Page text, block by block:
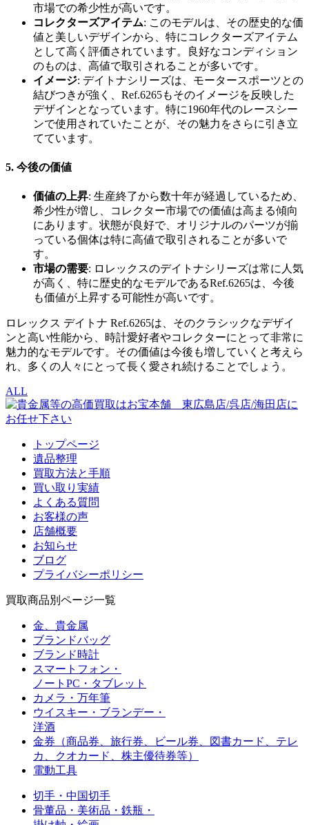
市場での希少性が高いです。
コレクターズアイテム: このモデルは、その歴史的な価
値と美しいデザインから、特にコレクターズアイテム
として高く評価されています。良好なコンディション
のものは、高値で取引されることが多いです。
イメージ: デイトナシリーズは、モータースポーツとの
結びつきが強く、Ref.6265もそのイメージを反映した
デザインとなっています。特に1960年代のレースシー
ンで使用されていたことが、その魅力をさらに引き立
てています。
5. 今後の価値
価値の上昇: 生産終了から数十年が経過しているため、
希少性が増し、コレクター市場での価値は高まる傾向
にあります。状態が良好で、オリジナルのパーツが揃
っている個体は特に高値で取引されることが多いで
す。
市場の需要: ロレックスのデイトナシリーズは常に人気
が高く、特に歴史的なモデルであるRef.6265は、今後
も価値が上昇する可能性が高いです。
ロレックス デイトナ Ref.6265は、そのクラシックなデザイ
ンと高い性能から、時計愛好者やコレクターにとって非常に
魅力的なモデルです。その価値は今後も増していくと考えら
れ、多くの人々にとって長く愛され続けることでしょう。
ALL
トップページ
遺品整理
買取方法と手順
買い取り実績
よくある質問
お客様の声
店舗概要
お知らせ
ブログ
プライバシーポリシー
買取商品別ページ一覧
金、貴金属
ブランドバッグ
ブランド時計
スマートフォン・
ノートPC・タブレット
カメラ・万年筆
ウイスキー・ブランデー・
洋酒
金券（商品券、旅行券、ビール券、図書カード、 テレ
カ、クオカード、株主優待券等）
電動工具
切手・中国切手
骨董品・美術品・鉄瓶・